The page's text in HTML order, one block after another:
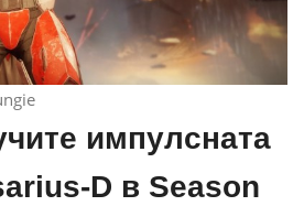
импулсната
D в Season